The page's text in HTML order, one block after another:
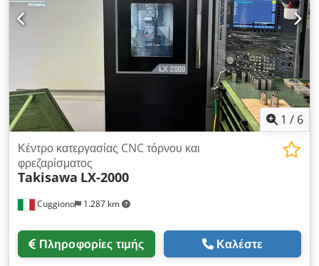
-4 συγκρατητήρες με κίνηση (2/2) -τεκμηρίωση -εκτοξευτήρας
πριονιδιών Chjdpszrkztsfx Anqja
1 / 6
Cuggiono 1.287 km
Κέντρο κατεργασίας CNC τόρνου και
φρεζαρίσματος
Takisawa LX-2000
Πληροφορίες τιμής Καλέστε